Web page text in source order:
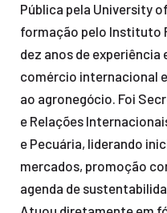
Pública pela University
formação pelo Instituto
dez anos de
comércio internacional
ao agronegócio. Foi
e Relações
e Pecuária, liderando
mercados, promoção
agenda de